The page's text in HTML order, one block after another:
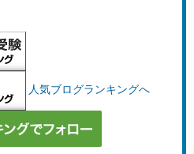
人気ブログランキングへ